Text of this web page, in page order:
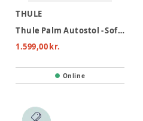
THULE
Thule Palm Autostol - Soft Beige
1.599,00 kr.
Online